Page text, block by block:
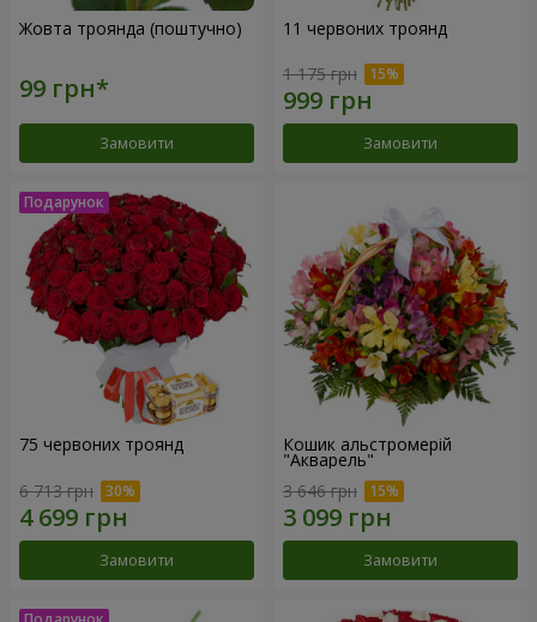
Жовта троянда (поштучно)
Замовити
11 червоних троянд
1 175 грн
Замовити
75 червоних троянд
6 713 грн
Замовити
Кошик альстромерій
"Акварель"
3 646 грн
Замовити